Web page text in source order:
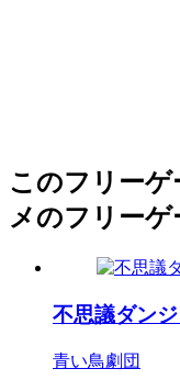
このフリー
メのフリーゲ
不思議ダン
青い鳥劇団